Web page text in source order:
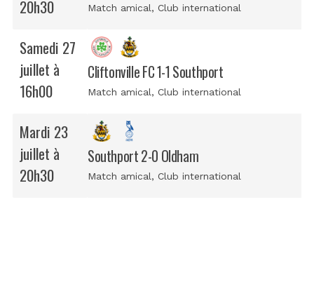
20h30
Match amical, Club international
Samedi 27
juillet à
16h00
Cliftonville FC 1-1 Southport
Match amical, Club international
Mardi 23
juillet à
20h30
Southport 2-0 Oldham
Match amical, Club international